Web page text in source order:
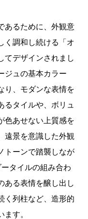
あるために、外観意
く調和し続ける「オ
てデザインされまし
ジュの基本カラー
り、モダンな表情を
るタイルや、ボリュ
色あせない上質感を
遠景を意識した外観
トーンで踏襲しなが
タイルの組み合わ
ある表情を醸し出し
く列柱など、造形的
す。